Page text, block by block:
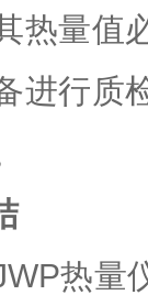
热量值
进行质
热量